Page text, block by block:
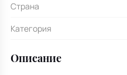
Страна
Категория
Описание